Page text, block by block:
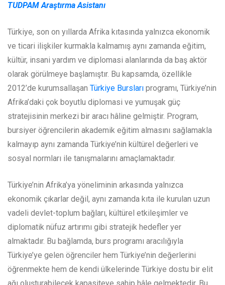
TUDPAM Araştırma Asistanı
Türkiye, son on yıllarda Afrika kıtasında yalnızca ekonomik
ve ticari ilişkiler kurmakla kalmamış aynı zamanda eğitim,
kültür, insani yardım ve diplomasi alanlarında da baş aktör
olarak görülmeye başlamıştır. Bu kapsamda, özellikle
2012’de kurumsallaşan Türkiye Bursları programı, Türkiye’nin
Afrika’daki çok boyutlu diplomasi ve yumuşak güç
stratejisinin merkezi bir aracı hâline gelmiştir. Program,
bursiyer öğrencilerin akademik eğitim almasını sağlamakla
kalmayıp aynı zamanda Türkiye’nin kültürel değerleri ve
sosyal normları ile tanışmalarını amaçlamaktadır.
Türkiye’nin Afrika’ya yöneliminin arkasında yalnızca
ekonomik çıkarlar değil, aynı zamanda kıta ile kurulan uzun
vadeli devlet-toplum bağları, kültürel etkileşimler ve
diplomatik nüfuz artırımı gibi stratejik hedefler yer
almaktadır. Bu bağlamda, burs programı aracılığıyla
Türkiye’ye gelen öğrenciler hem Türkiye’nin değerlerini
öğrenmekte hem de kendi ülkelerinde Türkiye dostu bir elit